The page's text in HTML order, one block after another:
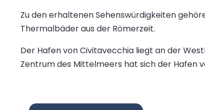
Zu den erhaltenen Sehenswürdigkeiten
Thermalbäder aus der Römerzeit.
Der Hafen von Civitavecchia liegt an der
Zentrum des Mittelmeers hat sich der Hafen